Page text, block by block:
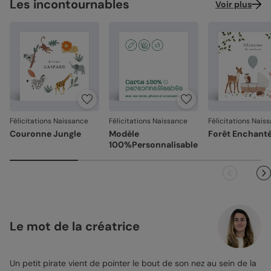
Les incontournables Voir plus
Félicitations Naissance
Couronne Jungle
Félicitations Naissance
Modèle
100%Personnalisable
Félicitations
Forêt
Le mot de la créatrice
Un petit pirate vient de pointer le bout de son nez au sein de la